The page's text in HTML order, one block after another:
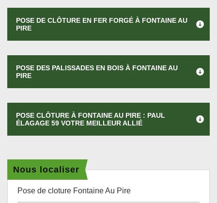
POSE DE CLÔTURE EN FER FORGÉ À FONTAINE AU
PIRE
POSE DES PALISSADES EN BOIS À FONTAINE AU
PIRE
POSE CLÔTURE À FONTAINE AU PIRE : PAUL
ÉLAGAGE 59 VOTRE MEILLEUR ALLIÉ
Nous localiser
Pose de cloture Fontaine Au Pire